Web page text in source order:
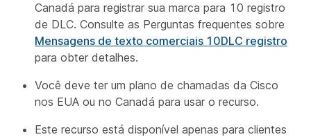
Canadá para registrar sua marca para 10 registro
de DLC. Consulte as Perguntas frequentes sobre
Mensagens de texto comerciais 10DLC registro
para obter detalhes.
Você deve ter um plano de chamadas da Cisco
nos EUA ou no Canadá para usar o recurso.
Este recurso está disponível apenas para clientes